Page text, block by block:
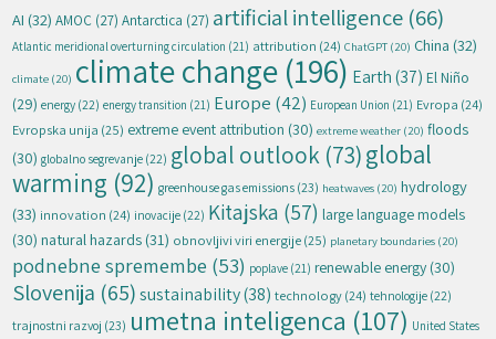
AI (32) AMOC (27) Antarctica (27) artificial intelligence (66)
Atlantic meridional overturning circulation (21) attribution (24) ChatGPT (20) China (32)
climate (20) climate change (196) Earth (37) El Niño
(29) energy (22) energy transition (21) Europe (42) European Union (21) Evropa (24)
Evropska unija (25) extreme event attribution (30) extreme weather (20) floods
(30) globalno segrevanje (22) global outlook (73)global
warming (92) greenhouse gas emissions (23) heatwaves (20) hydrology
(33) innovation (24) inovacije (22) Kitajska (57) large language models
(30) natural hazards (31) obnovljivi viri energije(25) planetary boundaries (20)
podnebne spremembe (53) poplave (21) renewable energy (30)
Slovenija (65) sustainability(38) technology(24) tehnologije (22)
trajnostni razvoj (23) umetna inteligenca (107) United States